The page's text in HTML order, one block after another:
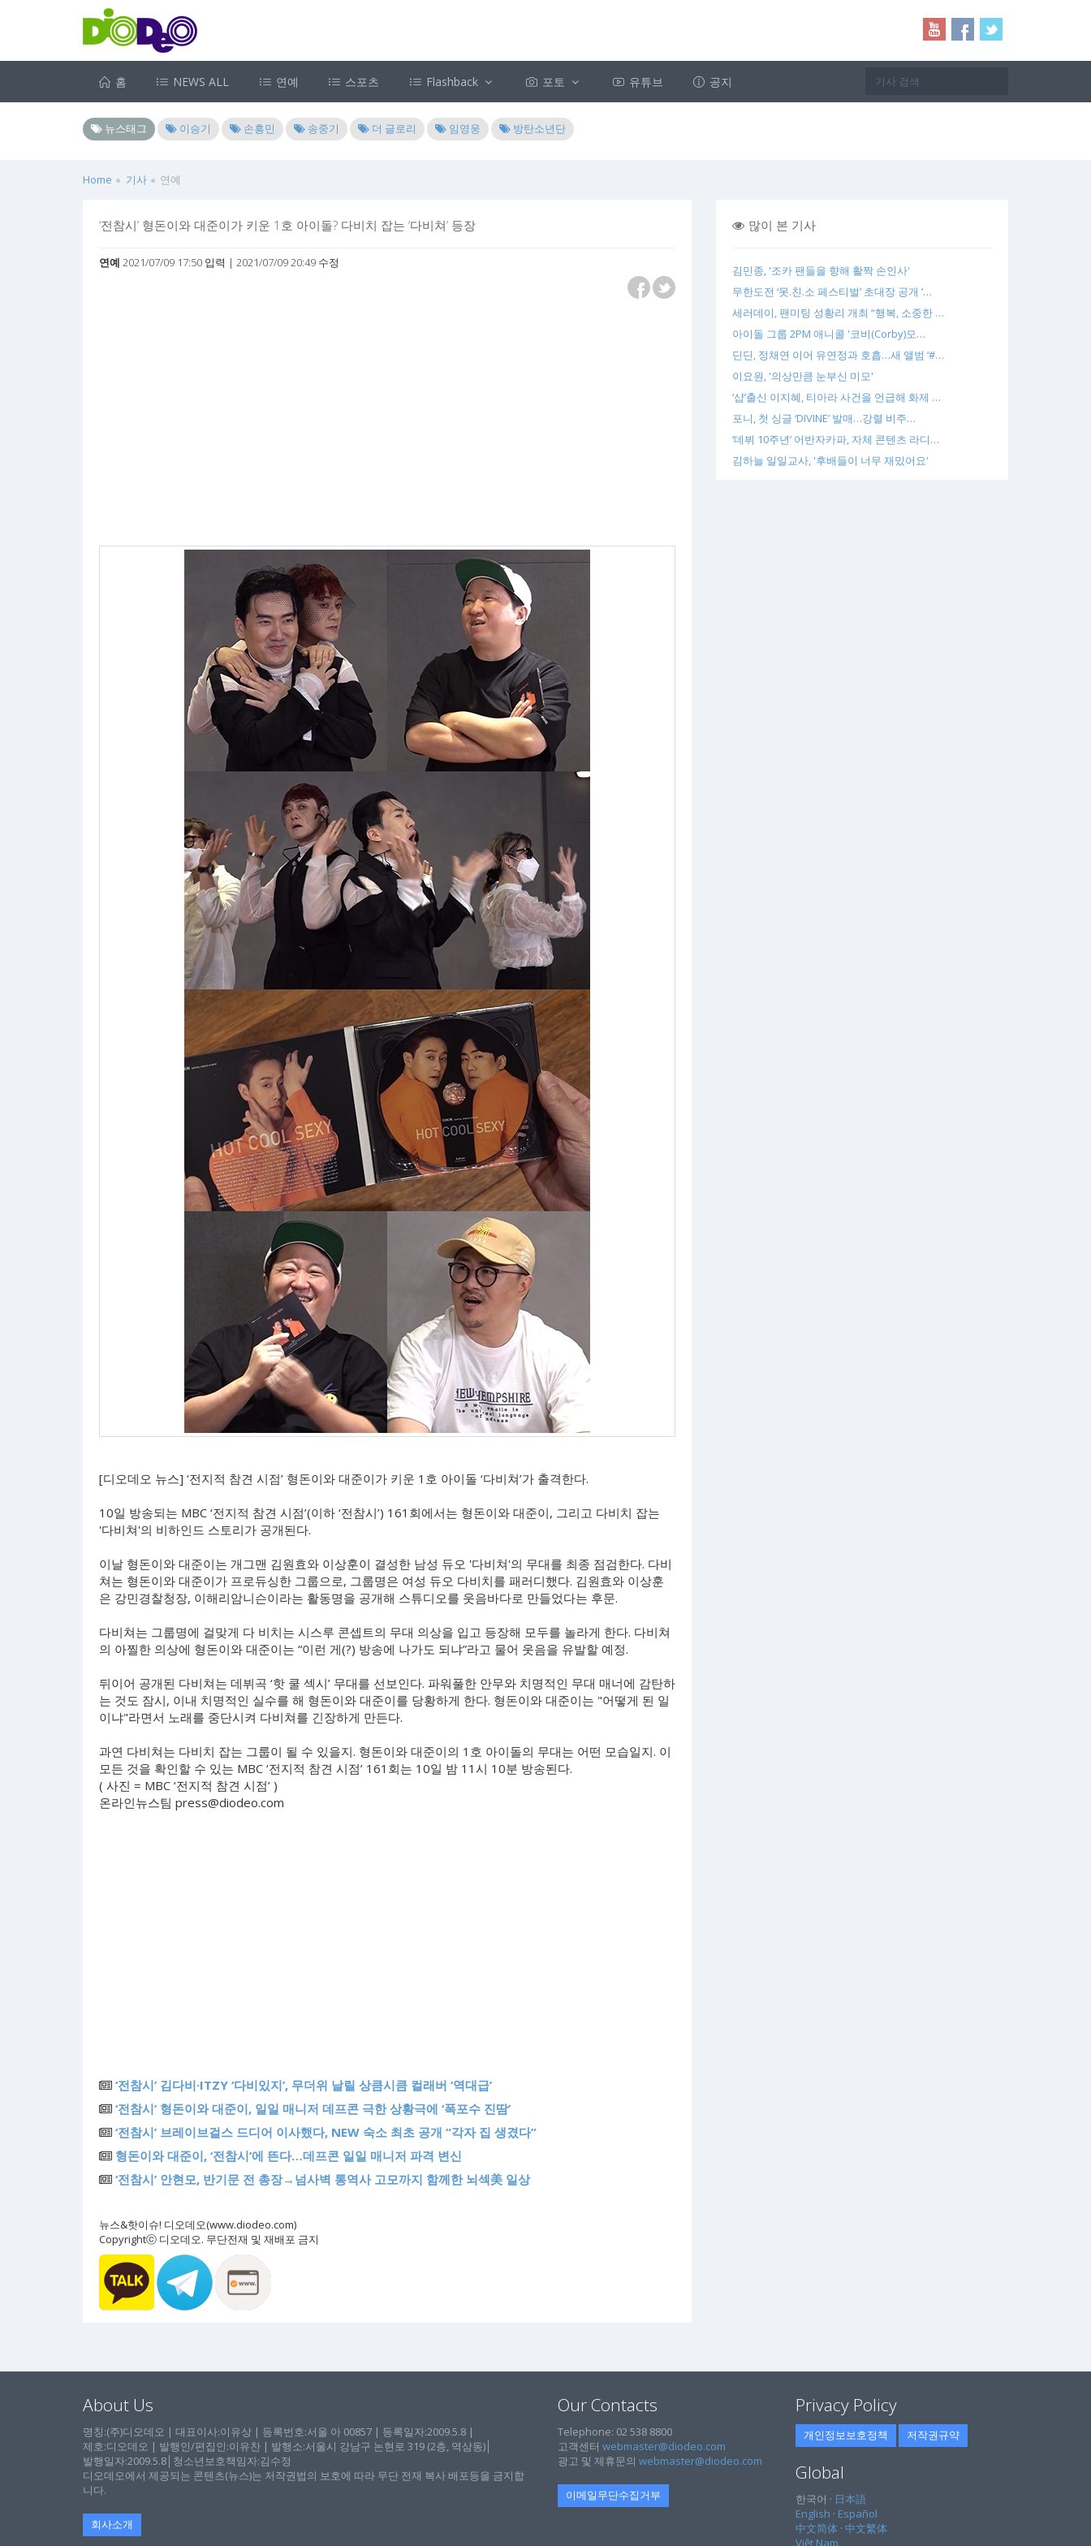
홈 NEWS ALL 연예 스포츠 Flashback 포토 유튜브 공지
뉴스태그 이승기 손흥민 송중기 더 글로리 임영웅 방탄소년단
Home 기사 연예
‘전참시’ 형돈이와 대준이가 키운 1호 아이돌? 다비치 잡는 ‘다비쳐’ 등장
연예 2021/07/09 17:50 입력 | 2021/07/09 20:49 수정
[디오데오 뉴스] ‘전지적 참견 시점’ 형돈이와 대준이가 키운 1호 아이돌 ‘다비쳐’가 출격한다.
10일 방송되는 MBC ‘전지적 참견 시점’(이하 ‘전참시’) 161회에서는 형돈이와 대준이, 그리고 다비치 잡는
'다비쳐'의 비하인드 스토리가 공개된다.
이날 형돈이와 대준이는 개그맨 김원효와 이상훈이 결성한 남성 듀오 '다비쳐'의 무대를 최종 점검한다. 다비
쳐는 형돈이와 대준이가 프로듀싱한 그룹으로, 그룹명은 여성 듀오 다비치를 패러디했다. 김원효와 이상훈
은 강민경찰청장, 이해리암니슨이라는 활동명을 공개해 스튜디오를 웃음바다로 만들었다는 후문.
다비쳐는 그룹명에 걸맞게 다 비치는 시스루 콘셉트의 무대 의상을 입고 등장해 모두를 놀라게 한다. 다비쳐
의 아찔한 의상에 형돈이와 대준이는 “이런 게(?) 방송에 나가도 되냐”라고 물어 웃음을 유발할 예정.
뒤이어 공개된 다비쳐는 데뷔곡 ‘핫 쿨 섹시’ 무대를 선보인다. 파워풀한 안무와 치명적인 무대 매너에 감탄하
는 것도 잠시, 이내 치명적인 실수를 해 형돈이와 대준이를 당황하게 한다. 형돈이와 대준이는 "어떻게 된 일
이냐"라면서 노래를 중단시켜 다비쳐를 긴장하게 만든다.
과연 다비쳐는 다비치 잡는 그룹이 될 수 있을지. 형돈이와 대준이의 1호 아이돌의 무대는 어떤 모습일지. 이
모든 것을 확인할 수 있는 MBC ‘전지적 참견 시점’ 161회는 10일 밤 11시 10분 방송된다.
( 사진 = MBC ‘전지적 참견 시점’ )
온라인뉴스팀 press@diodeo.com
‘전참시’ 김다비·ITZY ‘다비있지’, 무더위 날릴 상큼시큼 컬래버 ‘역대급’
‘전참시’ 형돈이와 대준이, 일일 매니저 데프콘 극한 상황극에 ‘폭포수 진땀’
‘전참시’ 브레이브걸스 드디어 이사했다, NEW 숙소 최초 공개 “각자 집 생겼다”
형돈이와 대준이, ‘전참시’에 뜬다…데프콘 일일 매니저 파격 변신
‘전참시’ 안현모, 반기문 전 총장→넘사벽 통역사 고모까지 함께한 뇌섹美 일상
뉴스&핫이슈! 디오데오(www.diodeo.com)
Copyrightⓒ 디오데오. 무단전재 및 재배포 금지
많이 본 기사
김민종, '조카 팬들을 향해 활짝 손인사'
무한도전 ‘못.친.소 페스티벌’ 초대장 공개 ‘…
세러데이, 팬미팅 성황리 개최 “행복, 소중한 …
아이돌 그룹 2PM 애니콜 '코비(Corby)모…
딘딘, 정채연 이어 유연정과 호흡…새 앨범 ‘#…
이요원, '의상만큼 눈부신 미모'
‘샵’출신 이지혜, 티아라 사건을 언급해 화제 …
포니, 첫 싱글 ‘DIVINE’ 발매…강렬 비주…
‘데뷔 10주년’ 어반자카파, 자체 콘텐츠 라디…
김하늘 일일교사, '후배들이 너무 재밌어요'
About Us
명칭:(주)디오데오 | 대표이사:이유상 | 등록번호:서울 아 00857 | 등록일자:2009.5.8 |
제호:디오데오 | 발행인/편집인:이유찬 | 발행소:서울시 강남구 논현로 319 (2층, 역삼동)│
발행일자:2009.5.8│청소년보호책임자:김수정
디오데오에서 제공되는 콘텐츠(뉴스)는 저작권법의 보호에 따라 무단 전재 복사 배포등을 금지합
니다.
회사소개
Our Contacts
Telephone: 02 538 8800
고객센터 webmaster@diodeo.com
광고 및 제휴문의 webmaster@diodeo.com
이메일무단수집거부
Privacy Policy
개인정보보호정책 저작권규약
Global
한국어 · 日本語
English · Español
中文简体 · 中文繁体
Việt Nam